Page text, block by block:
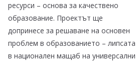
ресурси – основа за качествено
образование. Проектът ще
допринесе за решаване на основен
проблем в образованието – липсата
в национален мащаб на универсални